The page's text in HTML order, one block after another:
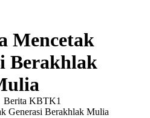
Mencetak
Berakhlak
Berita KBTK1
Generasi Berakhlak Mulia